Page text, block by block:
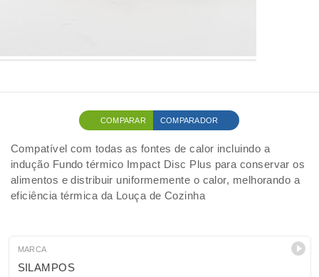
COMPARAR COMPARADOR
Compatível com todas as fontes de calor incluindo a
indução Fundo térmico Impact Disc Plus para conservar os
alimentos e distribuir uniformemente o calor, melhorando a
eficiência térmica da Louça de Cozinha
MARCA
SILAMPOS